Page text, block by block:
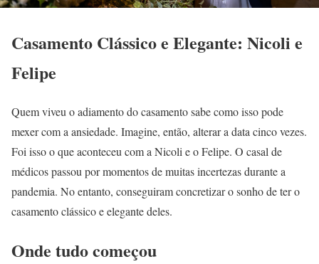
Casamento Clássico e Elegante: Nicoli e
Felipe
Quem viveu o adiamento do casamento sabe como isso pode
mexer com a ansiedade. Imagine, então, alterar a data cinco vezes.
Foi isso o que aconteceu com a Nicoli e o Felipe. O casal de
médicos passou por momentos de muitas incertezas durante a
pandemia. No entanto, conseguiram concretizar o sonho de ter o
casamento clássico e elegante deles.
Onde tudo começou